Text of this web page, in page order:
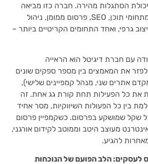
הסתגלות מהירה. חברה כזו מביאה
איתה צוות מומחים מתחומי תוכן, SEO, פרסום ממומן, ניהול
גרפי, ואחד התחומים הקריטיים ביותר –
עם חברת דיגיטל הוא הראייה
את המאמצים בין מספר ספקים שונים
אתרים שני, מנהל קמפיינים שלישי),
את כל הפעילות תחת קורת גג אחת. זה
בין כל הפעולות השיווקיות, מסר אחיד
שקל שמושקע בפרסום. כשקמפיין פרסום
מעוצב היטב וממוטב לקידום אורגני,
להגיע.
לעסקים: הלב הפועם של הנוכחות